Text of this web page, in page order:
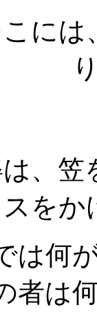
に
、笠
をか
は何
者は